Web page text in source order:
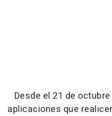
Desde el 21 de
aplicaciones que